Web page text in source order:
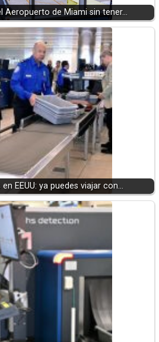
Aeropuerto de Miami sin tener…
EEUU: ya puedes viajar con…